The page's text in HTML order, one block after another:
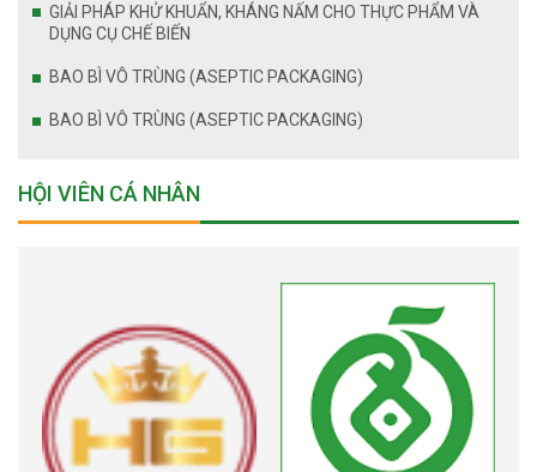
GIẢI PHÁP KHỬ KHUẨN, KHÁNG NẤM CHO THỰC PHẨM VÀ
DỤNG CỤ CHẾ BIẾN
BAO BÌ VÔ TRÙNG (ASEPTIC PACKAGING)
BAO BÌ VÔ TRÙNG (ASEPTIC PACKAGING)
HỘI VIÊN CÁ NHÂN